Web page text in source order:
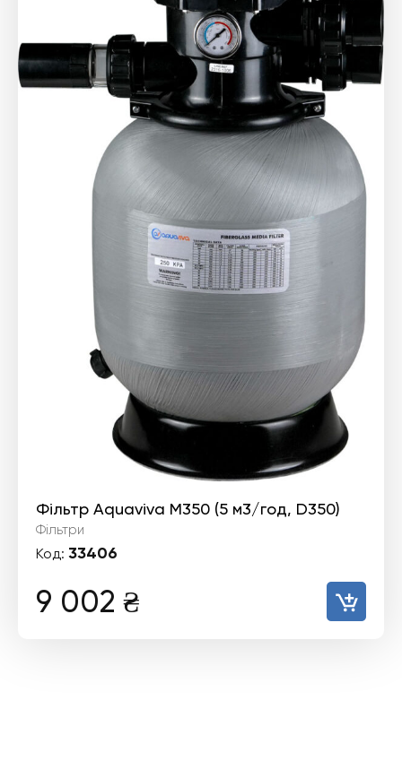
Фільтр Aquaviva M350 (5 м3/год, D350)
Фільтри
Код: 33406
9 002 ₴